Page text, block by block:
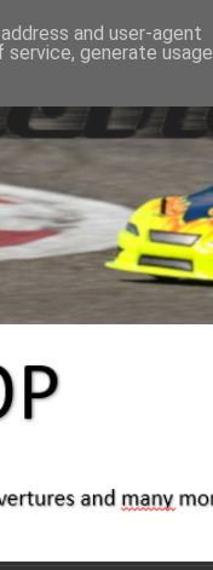
and user-agent
generate usage